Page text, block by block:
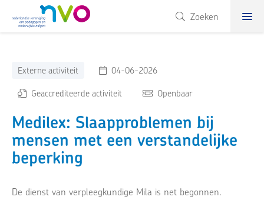
NVO Zoeken
Externe activiteit
04-06-2026
Geaccrediteerde activiteit
Openbaar
Medilex: Slaapproblemen bij
mensen met een verstandelijke
beperking
De dienst van verpleegkundige Mila is net begonnen.